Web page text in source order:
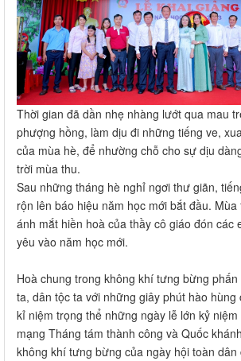
Thời gian đã dần nhẹ nhàng lướt qua mau
phượng hồng, làm dịu đi những tiếng ve,
của mùa hè, để nhường chỗ cho sự dịu
trời mùa thu.
Sau những tháng hè nghỉ ngơi thư giãn,
rộn lên báo hiệu năm học mới bắt đầu.
ánh mắt hiền hoà của thầy cô giáo đón các
yêu vào năm học mới.
Hoà chung trong không khí tưng bừng
ta, dân tộc ta với những giây phút hào
kỉ niệm trọng thể những ngày lễ lớn kỷ niệm
mạng Tháng tám thành công và Quốc
không khí tưng bừng của ngày hội toàn